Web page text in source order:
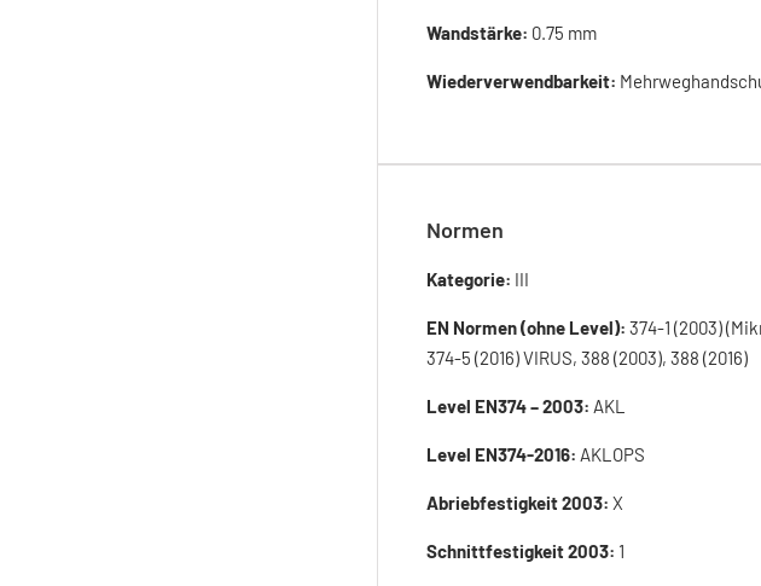
Wandstärke: 0.75 mm
Wiederverwendbarkeit:
Normen
Kategorie: III
EN Normen (ohne Level): 374-1 (2003)
374-5 (2016) VIRUS, 388 (2003), 388 (2016)
Level EN374 – 2003: AKL
Level EN374-2016: AKLOPS
Abriebfestigkeit 2003: X
Schnittfestigkeit 2003: 1